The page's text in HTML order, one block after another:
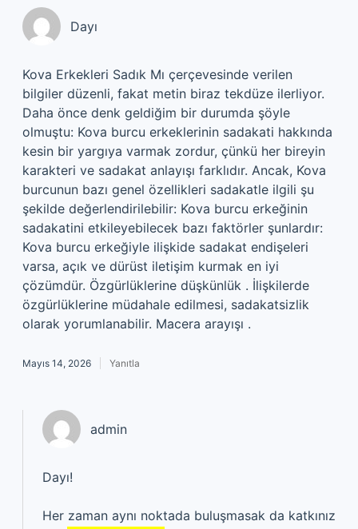
Dayı
Kova Erkekleri Sadık Mı çerçevesinde verilen
bilgiler düzenli, fakat metin biraz tekdüze ilerliyor.
Daha önce denk geldiğim bir durumda şöyle
olmuştu: Kova burcu erkeklerinin sadakati hakkında
kesin bir yargıya varmak zordur, çünkü her bireyin
karakteri ve sadakat anlayışı farklıdır. Ancak, Kova
burcunun bazı genel özellikleri sadakatle ilgili şu
şekilde değerlendirilebilir: Kova burcu erkeğinin
sadakatini etkileyebilecek bazı faktörler şunlardır:
Kova burcu erkeğiyle ilişkide sadakat endişeleri
varsa, açık ve dürüst iletişim kurmak en iyi
çözümdür. Özgürlüklerine düşkünlük . İlişkilerde
özgürlüklerine müdahale edilmesi, sadakatsizlik
olarak yorumlanabilir. Macera arayışı .
Mayıs 14, 2026 Yanıtla
admin
Dayı!
Her zaman aynı noktada buluşmasak da katkınız